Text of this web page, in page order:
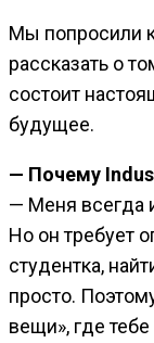
Мы попросили
рассказать о
состоит
будущее.
— Почему
— Меня всегда
Но он требует
студентка,
просто.
вещи», где